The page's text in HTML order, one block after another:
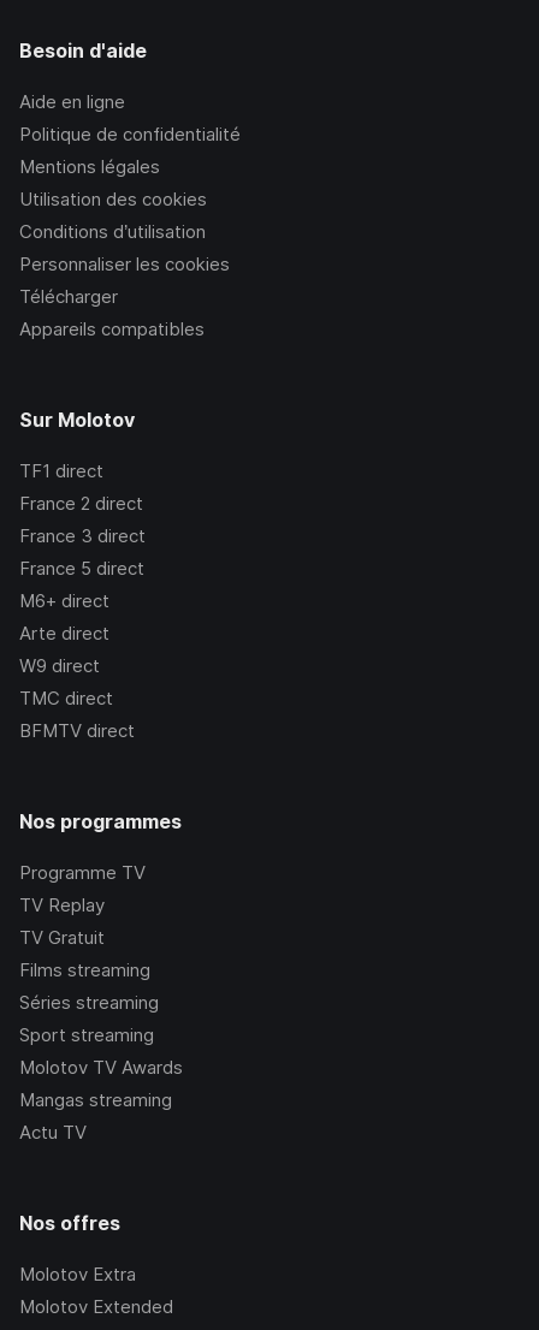
Besoin d'aide
Aide en ligne
Politique de confidentialité
Mentions légales
Utilisation des cookies
Conditions d’utilisation
Personnaliser les cookies
Télécharger
Appareils compatibles
Sur Molotov
TF1 direct
France 2 direct
France 3 direct
France 5 direct
M6+ direct
Arte direct
W9 direct
TMC direct
BFMTV direct
Nos programmes
Programme TV
TV Replay
TV Gratuit
Films streaming
Séries streaming
Sport streaming
Molotov TV Awards
Mangas streaming
Actu TV
Nos offres
Molotov Extra
Molotov Extended